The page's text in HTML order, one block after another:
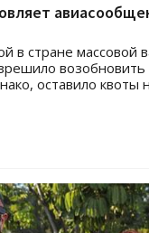
в стране массовой
оставило